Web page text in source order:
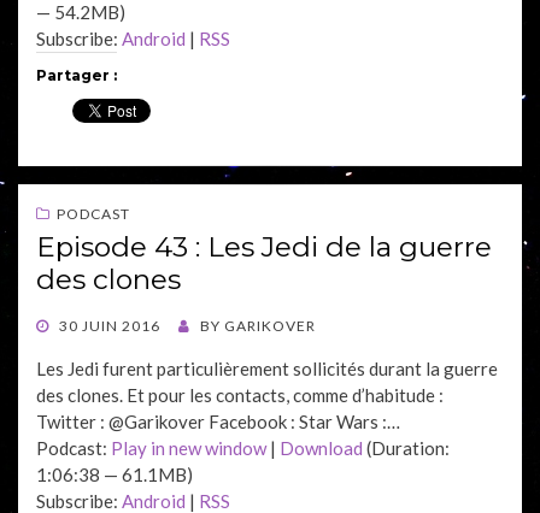
— 54.2MB)
Subscribe: Android | RSS
Partager :
PODCAST
Episode 43 : Les Jedi de la guerre
des clones
POSTED
30 JUIN 2016 BY GARIKOVER
Les Jedi furent particulièrement sollicités durant la guerre
des clones. Et pour les contacts, comme d’habitude :
Twitter : @Garikover Facebook : Star Wars :…
Podcast: Play in new window| Download (Duration:
1:06:38 — 61.1MB)
Subscribe: Android | RSS